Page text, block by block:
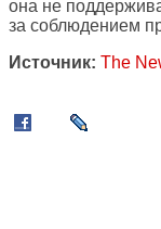
она не
за соблюдением
Источник: The